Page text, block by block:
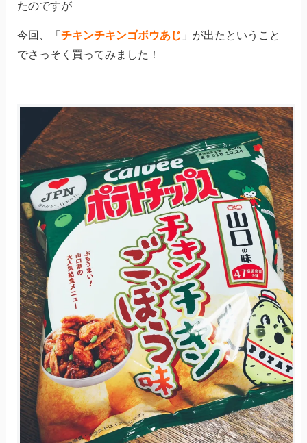
たのですが
今回、「 チキンチキンゴボウあじ 」が出たということ
でさっそく買ってみました！